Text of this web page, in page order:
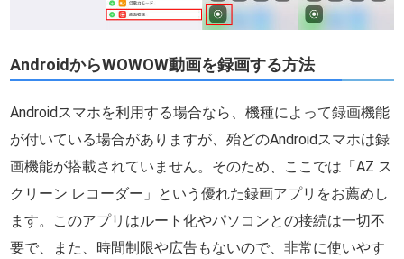
AndroidからWOWOW動画を録画する方法
Androidスマホを利用する場合なら、機種によって録画機能
が付いている場合がありますが、殆どのAndroidスマホは録
画機能が搭載されていません。そのため、ここでは「AZ ス
クリーン レコーダー」という優れた録画アプリをお薦めし
ます。このアプリはルート化やパソコンとの接続は一切不
要で、また、時間制限や広告もないので、非常に使いやす